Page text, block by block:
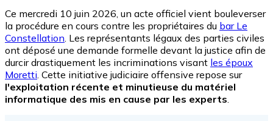
Ce mercredi 10 juin 2026, un acte officiel vient bouleverser
la procédure en cours contre les propriétaires du bar Le
Constellation . Les représentants légaux des parties civiles
ont déposé une demande formelle devant la justice afin de
durcir drastiquement les incriminations visant les époux
Moretti . Cette initiative judiciaire offensive repose sur
l'exploitation récente et minutieuse du matériel
informatique des mis en cause par les experts